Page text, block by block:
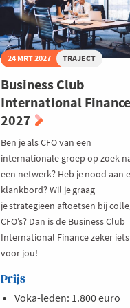
24 MRT 2027 TRAJECT
Business Club
International Finance
2027
Ben je als CFO van een
internationale groep op zoek
een netwerk? Heb je nood aan
klankbord? Wil je graag
je strategieën aftoetsen bij
CFO’s? Dan is de Business Club
International Finance zeker iets
voor jou!
Prijs
Voka-leden: 1.800 euro